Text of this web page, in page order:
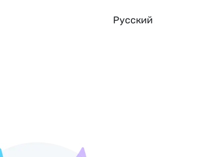
Русский